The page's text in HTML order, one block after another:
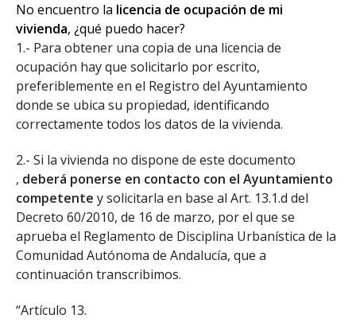
No encuentro la licencia de ocupación de mi
vivienda, ¿qué puedo hacer?
1.- Para obtener una copia de una licencia de
ocupación hay que solicitarlo por escrito,
preferiblemente en el Registro del Ayuntamiento
donde se ubica su propiedad, identificando
correctamente todos los datos de la vivienda.
2.- Si la vivienda no dispone de este documento
, deberá ponerse en contacto con el Ayuntamiento
competente y solicitarla en base al Art. 13.1.d del
Decreto 60/2010, de 16 de marzo, por el que se
aprueba el Reglamento de Disciplina Urbanística de la
Comunidad Autónoma de Andalucía, que a
continuación transcribimos.
“Artículo 13.